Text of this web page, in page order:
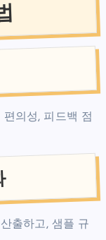
의성, 피드백 점
출하고, 샘플 규